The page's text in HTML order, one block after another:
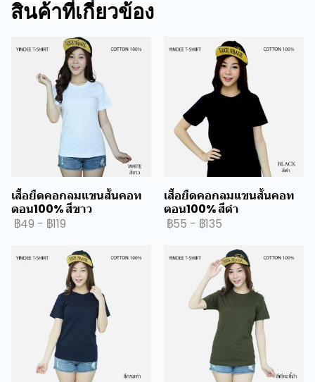
สินค้าที่เกี่ยวข้อง
เสื้อยืดคอกลมแขนสั้นคอท
ตอน100% สีขาว
฿49 - ฿119
เสื้อยืดคอกลมแขนสั้นคอท
ตอน100% สีดำ
฿55 - ฿135